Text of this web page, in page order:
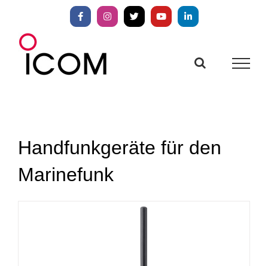
springen
FacebookInstagram
X YouTubeLinkedIn
Handfunkgeräte für den
Marinefunk